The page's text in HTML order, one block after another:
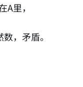
里，
，矛盾。